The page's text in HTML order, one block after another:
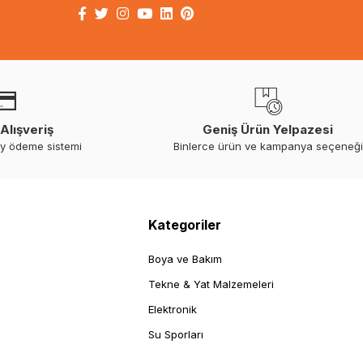
ödeme sistemi
Geniş Ürün Yelpazesi
Binlerce ürün ve kampanya seçeneği
Kategoriler
Boya ve Bakım
Tekne & Yat Malzemeleri
Elektronik
Su Sporları